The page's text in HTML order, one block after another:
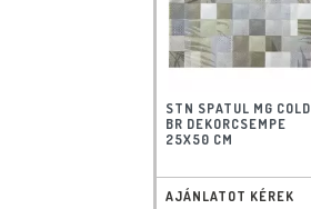
STN SPATUL MG COLD
BR DEKORCSEMPE
25X50 CM
AJÁNLATOT KÉREK